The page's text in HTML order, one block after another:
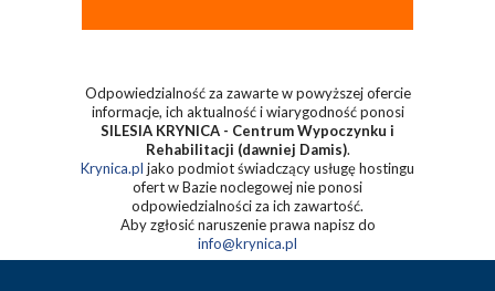
Odpowiedzialność za zawarte w powyższej ofercie
informacje, ich aktualność i wiarygodność ponosi
SILESIA KRYNICA - Centrum Wypoczynku i
Rehabilitacji (dawniej Damis).
Krynica.pl jako podmiot świadczący usługę hostingu
ofert w Bazie noclegowej nie ponosi
odpowiedzialności za ich zawartość.
Aby zgłosić naruszenie prawa napisz do
info@krynica.pl